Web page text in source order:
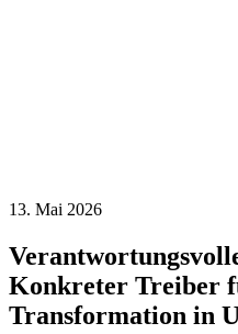
13. Mai 2026
Konkreter Treiber
Transformation in